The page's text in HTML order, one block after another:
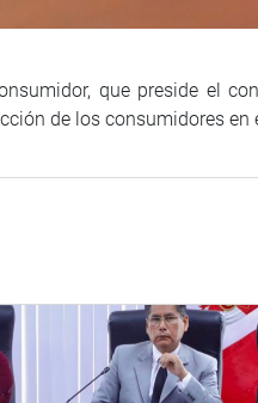
que preside el
de los consumidores